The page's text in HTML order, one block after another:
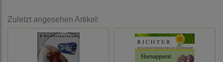
Zuletzt angesehen Artikel: